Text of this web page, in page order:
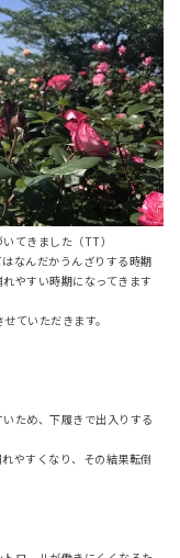
てきました（TT）
なんだかうんざりする時期
やすい時期になってきます
ていただきます。
ため、下履きで出入りする
やすくなり、その結果転倒